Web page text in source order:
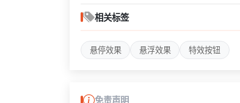
相关标签
悬停效果 悬浮效果 特效按钮
免责声明